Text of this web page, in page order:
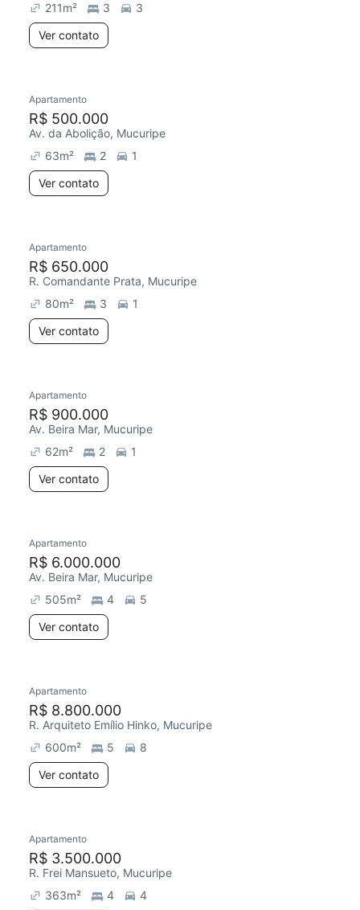
211m² 3
3
Ver contato
Apartamento
R$ 500.000
Av. da Abolição, Mucuripe
63m² 2
1
Ver contato
Chegou há 7 dias
Apartamento
R$ 650.000
R. Comandante Prata, Mucuripe
80m² 3
1
Ver contato
Apartamento
R$ 900.000
Av. Beira Mar, Mucuripe
62m² 2
1
Ver contato
Chegou este mês
Apartamento
R$ 6.000.000
Av. Beira Mar, Mucuripe
505m² 4
5
Ver contato
Apartamento
R$ 8.800.000
R. Arquiteto Emílio Hinko, Mucuripe
600m² 5
8
Ver contato
Apartamento
R$ 3.500.000
R. Frei Mansueto, Mucuripe
363m² 4
4